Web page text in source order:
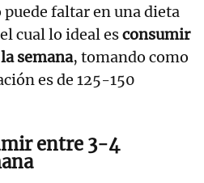
faltar en una dieta
cual lo ideal esconsumir
semana, tomando como
es de 125-150
entre 3-4